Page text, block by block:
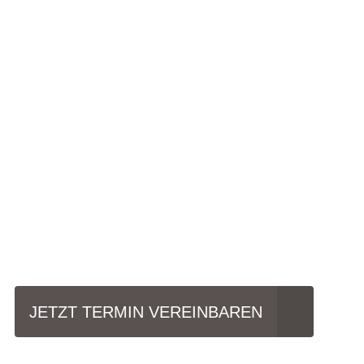
JETZT TERMIN VEREINBAREN